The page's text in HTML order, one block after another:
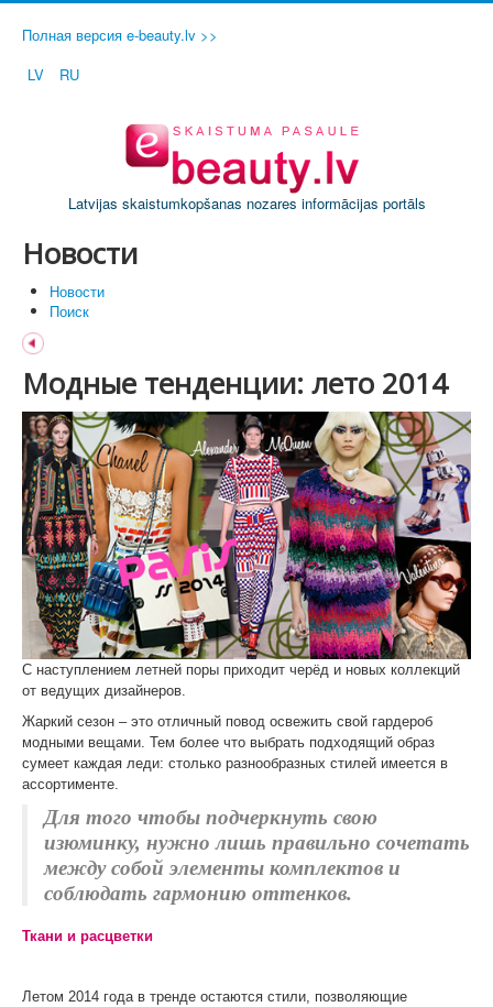
Полная версия e-beauty.lv >>
LV
RU
Latvijas skaistumkopšanas nozares informācijas portāls
Новости
Новости
Поиск
Модные тенденции: лето 2014
С наступлением летней поры приходит черёд и новых коллекций
от ведущих дизайнеров.
Жаркий сезон – это отличный повод освежить свой гардероб
модными вещами. Тем более что выбрать подходящий образ
сумеет каждая леди: столько разнообразных стилей имеется в
ассортименте.
Для того чтобы подчеркнуть свою
изюминку, нужно лишь правильно сочетать
между собой элементы комплектов и
соблюдать гармонию оттенков.
Ткани и расцветки
Летом 2014 года в тренде остаются стили, позволяющие